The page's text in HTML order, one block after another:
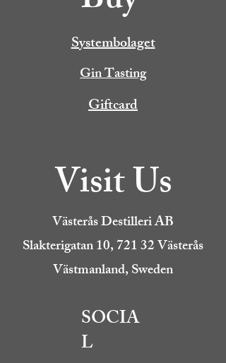
Systembolaget
Gin Tasting
Giftcard
Visit Us
Västerås Destilleri AB
Slakterigatan 10, 721 32 Västerås
Västmanland, Sweden
SOCIA
L